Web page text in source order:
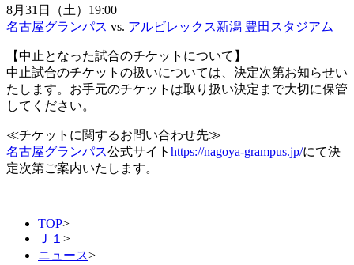
8月31日（土）19:00
名古屋グランパス vs. アルビレックス新潟 豊田スタジアム
【中止となった試合のチケットについて】
中止試合のチケットの扱いについては、決定次第お知らせい
たします。お手元のチケットは取り扱い決定まで大切に保管
してください。
≪チケットに関するお問い合わせ先≫
名古屋グランパス公式サイト https://nagoya-grampus.jp/にて決
定次第ご案内いたします。
TOP>
Ｊ１ >
ニュース>